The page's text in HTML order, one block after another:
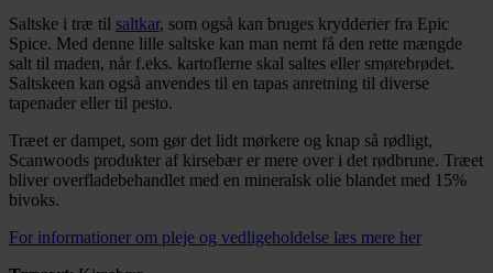
Saltske i træ til saltkar, som også kan bruges krydderier fra Epic
Spice. Med denne lille saltske kan man nemt få den rette mængde
salt til maden, når f.eks. kartoflerne skal saltes eller smørebrødet.
Saltskeen kan også anvendes til en tapas anretning til diverse
tapenader eller til pesto.
Træet er dampet, som gør det lidt mørkere og knap så rødligt,
Scanwoods produkter af kirsebær er mere over i det rødbrune. Træet
bliver overfladebehandlet med en mineralsk olie blandet med 15%
bivoks.
For informationer om pleje og vedligeholdelse læs mere her